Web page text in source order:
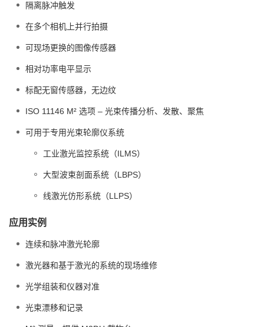
隔离脉冲触发
在多个相机上并行拍摄
可现场更换的图像传感器
相对功率电平显示
标配无窗传感器，无边纹
ISO 11146 M² 选项 – 光束传播分析、发散、聚焦
可用于专用光束轮廓仪系统
工业激光监控系统（ILMS）
大型波束剖面系统（LBPS）
线激光仿形系统（LLPS）
应用实例
连续和脉冲激光轮廓
激光器和基于激光的系统的现场维修
光学组装和仪器对准
光束漂移和记录